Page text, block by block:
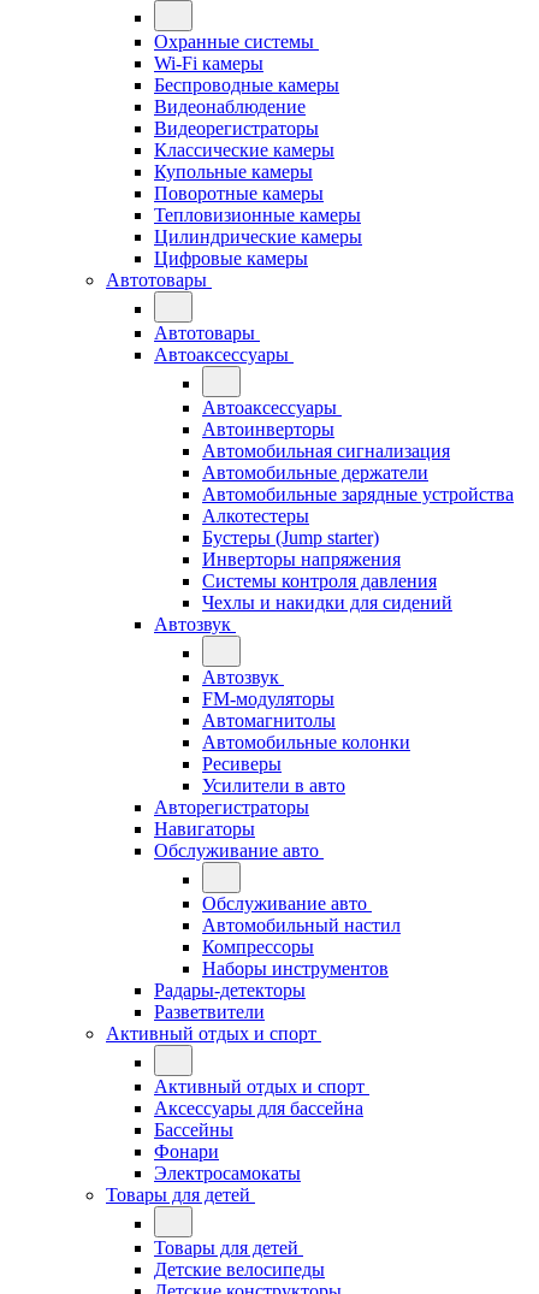
Охранные системы
Wi-Fi камеры
Беспроводные камеры
Видеонаблюдение
Видеорегистраторы
Классические камеры
Купольные камеры
Поворотные камеры
Тепловизионные камеры
Цилиндрические камеры
Цифровые камеры
Автотовары
Автотовары
Автоаксессуары
Автоаксессуары
Автоинверторы
Автомобильная сигнализация
Автомобильные держатели
Автомобильные зарядные устройства
Алкотестеры
Бустеры (Jump starter)
Инверторы напряжения
Системы контроля давления
Чехлы и накидки для сидений
Автозвук
Автозвук
FM-модуляторы
Автомагнитолы
Автомобильные колонки
Ресиверы
Усилители в авто
Авторегистраторы
Навигаторы
Обслуживание авто
Обслуживание авто
Автомобильный настил
Компрессоры
Наборы инструментов
Радары-детекторы
Разветвители
Активный отдых и спорт
Активный отдых и спорт
Аксессуары для бассейна
Бассейны
Фонари
Электросамокаты
Товары для детей
Товары для детей
Детские велосипеды